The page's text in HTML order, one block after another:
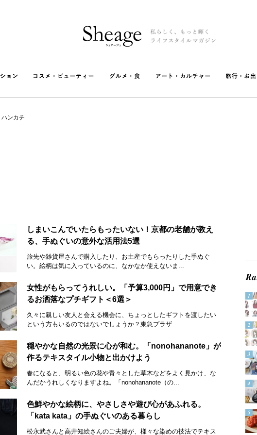
ハンカチ
しまいこんでいたらもったいない！京都の老舗が教え
る、手ぬぐいの意外な活用法5選
旅先や雑貨屋さんで購入したり、お土産でもらったりした手ぬぐ
い。絵柄は気に入っているのに、なかなか使えないま...
女性がもらってうれしい。「予算3,000円」で用意でき
るお洒落なプチギフト＜6選＞
久々に親しい友人と会える機会に、ちょっとしたギフトを渡したい
という方もいるのではないでしょうか？東急プラザ...
穏やかな自然の光景に心が和む。「nonohananote」が
作るテキスタイル小物と出かけよう
春になると、明るい色の花や青々とした草木などをよく見かけ、な
んだかうれしくなりますよね。「nonohananote（の...
色鮮やかな絵柄に、やさしさや遊び心があふれる。
「kata kata」の手ぬぐいのある暮らし
松永武さんと高井知絵さんのご夫婦が、様々な染めの技法でテキス